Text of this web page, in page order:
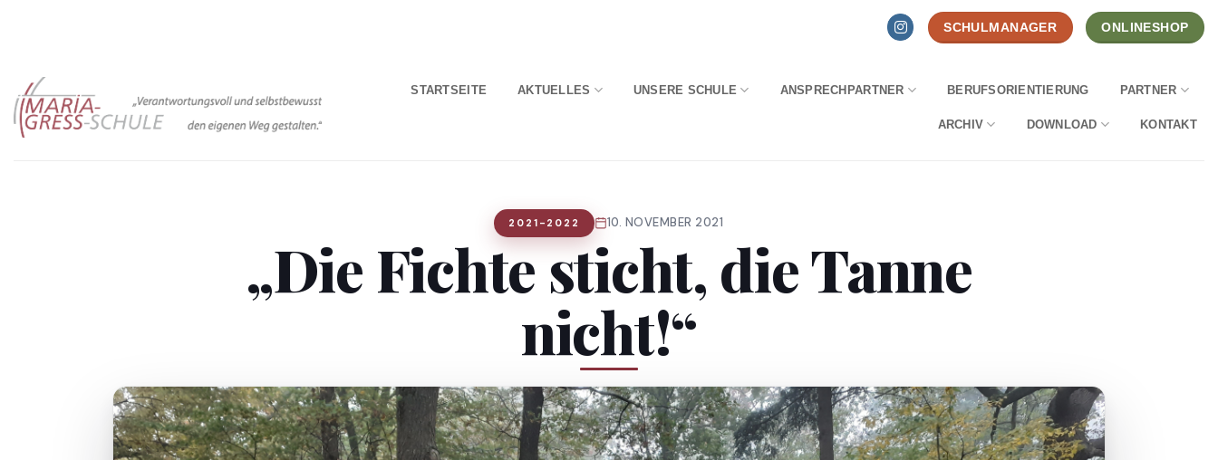
SCHULMANAGER ONLINESHOP
STARTSEITE AKTUELLES UNSERE SCHULE ANSPRECHPARTNER BERUFSORIENTIERUNG PARTNER
ARCHIV DOWNLOAD KONTAKT
2021-2022 10. NOVEMBER 2021
„Die Fichte sticht, die Tanne
nicht!“